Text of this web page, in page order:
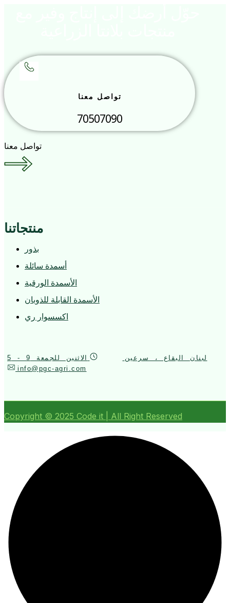
تواصل معنا
70507090
تواصل معنا
منتجاتنا
بذور
أسمدة سائلة
الأسمدة الورقية
الأسمدة القابلة للذوبان
اكسسوار ري
لبنان البقاع ، سرعين
الاثنين للجمعة 9 - 5
info@pgc-agri.com
Copyright © 2025 Code it | All Right Reserved